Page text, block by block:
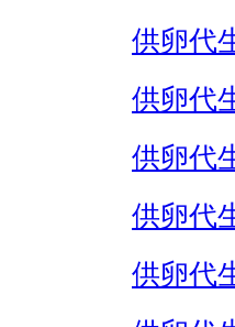
供卵代
供卵代
供卵代
供卵代
供卵代